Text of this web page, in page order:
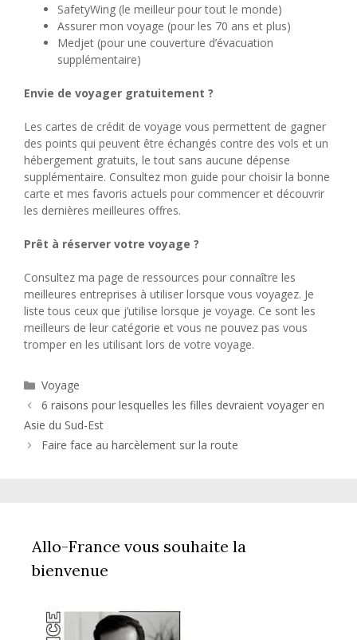
SafetyWing (le meilleur pour tout le monde)
Assurer mon voyage (pour les 70 ans et plus)
Medjet (pour une couverture d’évacuation
supplémentaire)
Envie de voyager gratuitement ?
Les cartes de crédit de voyage vous permettent de gagner
des points qui peuvent être échangés contre des vols et un
hébergement gratuits, le tout sans aucune dépense
supplémentaire. Consultez mon guide pour choisir la bonne
carte et mes favoris actuels pour commencer et découvrir
les dernières meilleures offres.
Prêt à réserver votre voyage ?
Consultez ma page de ressources pour connaître les
meilleures entreprises à utiliser lorsque vous voyagez. Je
liste tous ceux que j’utilise lorsque je voyage. Ce sont les
meilleurs de leur catégorie et vous ne pouvez pas vous
tromper en les utilisant lors de votre voyage.
Catégories
Voyage
6 raisons pour lesquelles les filles devraient voyager en
Asie du Sud-Est
Faire face au harcèlement sur la route
Allo-France vous souhaite la
bienvenue